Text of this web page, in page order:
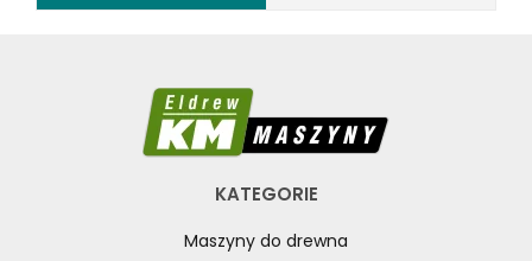
KATEGORIE
Maszyny do drewna